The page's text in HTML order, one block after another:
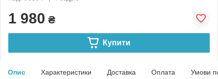
1 980 ₴
Купити
Опис Характеристики Доставка Оплата Умови